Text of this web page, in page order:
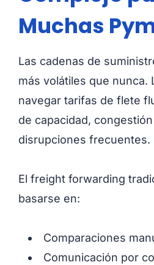
Muchas
Las cadenas de
más volátiles que nunca.
navegar tarifas de flete
de capacidad,
disrupciones frecuentes.
El freight forwarding
basarse en:
Comparaciones
Comunicación por